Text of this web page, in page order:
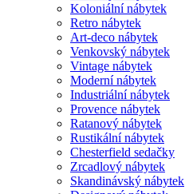
Koloniální nábytek
Retro nábytek
Art-deco nábytek
Venkovský nábytek
Vintage nábytek
Moderní nábytek
Industriální nábytek
Provence nábytek
Ratanový nábytek
Rustikální nábytek
Chesterfield sedačky
Zrcadlový nábytek
Skandinávský nábytek